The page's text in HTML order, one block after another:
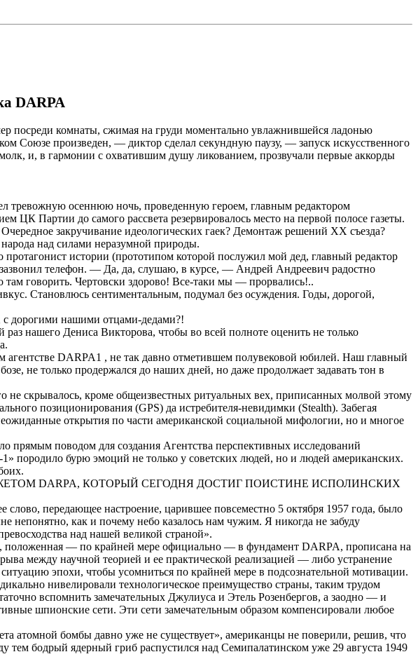
DARPA
посреди комнаты, сжимая нагруди моментально увлажнившейся ладонью
Союзе произведен, — диктор сделал секундную паузу, — запуск искусственного
и, в гармонии с охватившим душу ликованием, прозвучали первые аккорды
тревожную осеннюю ночь, проведенную героем, главным редактором
ЦК Партии до самого рассвета резервировалось место на первой полосе газеты.
закручивание идеологических гаек? Демонтаж решений XX съезда?
над силами неразумной природы.
истории (прототипом которой послужил мой дед, главный редактор
телефон. — Да, да, слушаю, в курсе, — Андрей Андреевич радостно
говорить. Чертовски здорово! Все-таки мы — прорвались!..
Становлюсь сентиментальным, подумал без осуждения. Годы, дорогой,
дорогими нашими отцами-дедами?!
нашего Дениса Викторова, чтобы во всей полноте оценить не только
DARPA1 , не так давно отметившем полувековой юбилей. Наш главный
бозе, не только продержался до наших дней, но даже продолжает задавать тон в
не скрывалось, кроме общеизвестных ритуальных вех, приписанных молвой этому
позиционирования (GPS) да истребителя-невидимки (Stealth). Забегая
открытия по части американской социальной мифологии, но и многое
прямым поводом для создания Агентства перспективных исследований
породило бурю эмоций не только у советских людей, но и людей американских.
DARPA, КОТОРЫЙ СЕГОДНЯ ДОСТИГ ПОИСТИНЕ ИСПОЛИНСКИХ
передающее настроение, царившее повсеместно 5 октября 1957 года, было
непонятно, как и почему небо казалось нам чужим. Я никогда не забуду
над нашей великой страной».
положенная — по крайнеймере официально — в фундамент DARPA, прописана на
между научной теорией и ее практической реализацией — либо устранение
ситуацию эпохи, чтобы усомниться по крайней мере в подсознательной мотивации.
нивелировали технологическое преимущество страны, таким трудом
вспомнить замечательных Джулиуса и Этель Розенбергов, а заодно — и
шпионские сети. Эти сети замечательным образом компенсировали любое
атомной бомбы давно уже не существует», американцы не поверили, решив, что
бодрый ядерный гриб распустился над Семипалатинском уже 29 августа 1949